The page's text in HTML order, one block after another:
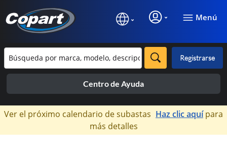
Menú
Registrarse
Centro de Ayuda
×
Ver el próximo calendario de subastas Haz clic aquípara
más detalles